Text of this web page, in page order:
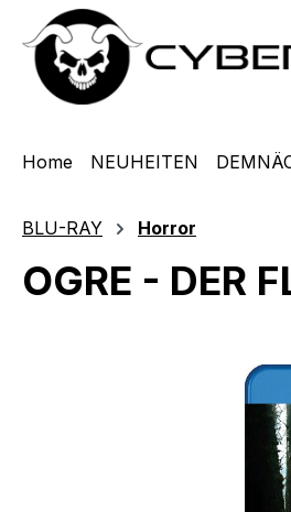
Hauptinhalt springen
Zur Suche springen
Zur Hauptnavigation springen
Home NEUHEITEN
BLU-RAY Horror
OGRE - DER